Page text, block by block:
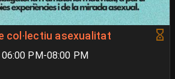
col·lectiu asexualitat
06:00 PM-08:00 PM